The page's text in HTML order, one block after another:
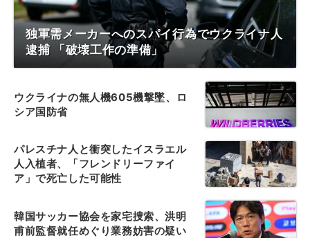
独軍需メーカーへのスパイ行為でウクライナ人
逮捕 「破壊工作の準備」
ウクライナの無人機605機撃墜、ロ
シア国防省
パレスチナ人と衝突したイスラエル
人入植者、「フレンドリーファイ
ア」で死亡した可能性
韓国サッカー協会を家宅捜索、洪明
甫前監督就任めぐり業務妨害の疑い